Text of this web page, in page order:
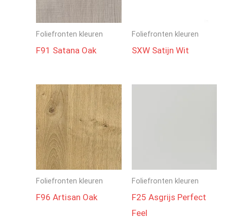
Foliefronten kleuren
F91 Satana Oak
Foliefronten kleuren
SXW Satijn Wit
Foliefronten kleuren
F96 Artisan Oak
Foliefronten kleuren
F25 Asgrijs Perfect
Feel